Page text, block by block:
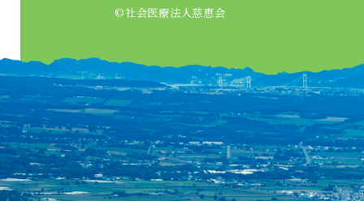
©︎社会医療法人慈恵会